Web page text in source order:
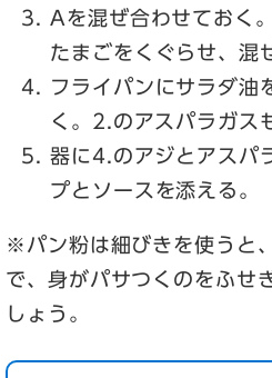
Aを混ぜ合わせておく
たまごをくぐらせ、混
フライパンにサラダ油
く。2.のアスパラガス
器に4.のアジとアスパ
プとソースを添える。
※パン粉は細びきを使うと
で、身がパサつくのをふせ
しょう。